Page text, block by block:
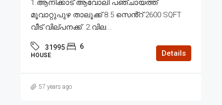
1.ആനിക്കാട് ആവോലി പഞ്ചായത്ത്
മൂവാറ്റുപുഴ താലൂക്ക് 8.5 സെൻ്റ് 2600 SQFT
വീട് വില്പനക്ക്. 2.വില...
31995 6
HOUSE Details
57 years ago